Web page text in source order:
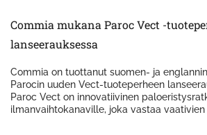
Commia mukana Paroc Vect -
lanseerauksessa
Commia on tuottanut suomen- ja
Parocin uuden Vect-tuoteperheen
Paroc Vect on innovatiivinen
ilmanvaihtokanaville, joka vastaa vaativien